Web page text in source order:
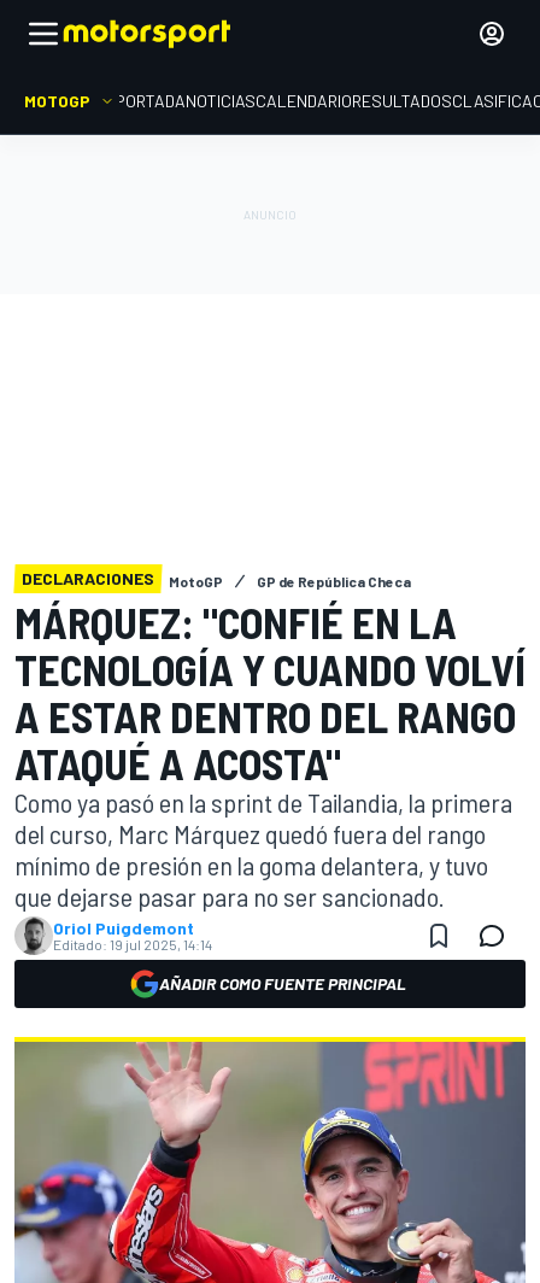
MOTOGP PORTADANOTICIASCALENDARIORESULTADOS
DECLARACIONES MotoGP GP de República Checa
MÁRQUEZ: "CONFIÉ EN LA
TECNOLOGÍA Y CUANDO VOLVÍ
A ESTAR DENTRO DEL RANGO
ATAQUÉ A ACOSTA"
Como ya pasó en la sprint de Tailandia, la primera
del curso, Marc Márquez quedó fuera del rango
mínimo de presión en la goma delantera, y tuvo
que dejarse pasar para no ser sancionado.
Oriol Puigdemont
Editado: 19 jul 2025, 14:14
AÑADIR COMO FUENTE PRINCIPAL